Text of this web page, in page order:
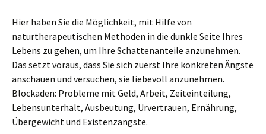
Hier haben Sie die Möglichkeit, mit Hilfe von
naturtherapeutischen Methoden in die dunkle Seite Ihres
Lebens zu gehen, um Ihre Schattenanteile anzunehmen.
Das setzt voraus, dass Sie sich zuerst Ihre konkreten Ängste
anschauen und versuchen, sie liebevoll anzunehmen.
Blockaden: Probleme mit Geld, Arbeit, Zeiteinteilung,
Lebensunterhalt, Ausbeutung, Urvertrauen, Ernährung,
Übergewicht und Existenzängste.